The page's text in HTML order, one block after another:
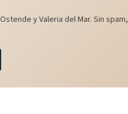
y Valeria del Mar. Sin spam,